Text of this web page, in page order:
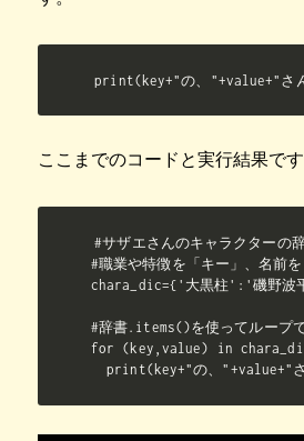
print(key+"の、"+value+"さ
ここまでのコードと実行結果です
#サザエさんのキャラクターの
#職業や特徴を「キー」、名前を
chara_dic={'大黒柱':'磯野
#辞書.items()を使ってループ
for (key,value) in
print(key+"の、"+value+"